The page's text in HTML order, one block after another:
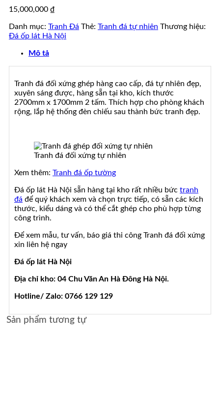
15,000,000 ₫
Danh mục: Tranh Đá Thẻ: Tranh đá tự nhiên Thương hiệu:
Đá ốp lát Hà Nội
Mô tả
Tranh đá đối xứng ghép hàng cao cấp, đá tự nhiên đẹp,
xuyên sáng được, hàng sẵn tại kho, kích thước
2700mm x 1700mm 2 tấm. Thích hợp cho phòng khách
rộng, lắp hệ thống đèn chiếu sau thành bức tranh đẹp.
Tranh đá đối xứng tự nhiên
Xem thêm: Tranh đá ốp tường
Đá ốp lát Hà Nội sẵn hàng tại kho rất nhiều bức tranh
đá để quý khách xem và chọn trực tiếp, có sẵn các kích
thước, kiểu dáng và có thể cắt ghép cho phù hợp từng
công trình.
Để xem mẫu, tư vấn, báo giá thi công Tranh đá đối xứng
xin liên hệ ngay
Đá ốp lát Hà Nội
Địa chỉ kho: 04 Chu Văn An Hà Đông Hà Nội.
Hotline/ Zalo: 0766 129 129
Sản phẩm tương tự